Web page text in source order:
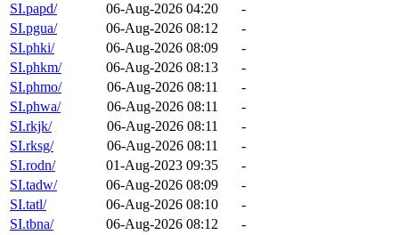
SI.papd/
06-Aug-2026 04:20
-
SI.pgua/
06-Aug-2026 08:12
-
SI.phki/
06-Aug-2026 08:09
-
SI.phkm/
06-Aug-2026 08:13
-
SI.phmo/
06-Aug-2026 08:11
-
SI.phwa/
06-Aug-2026 08:11
-
SI.rkjk/
06-Aug-2026 08:11
-
SI.rksg/
06-Aug-2026 08:11
-
SI.rodn/
01-Aug-2023 09:35
-
SI.tadw/
06-Aug-2026 08:09
-
SI.tatl/
06-Aug-2026 08:10
-
SI.tbna/
06-Aug-2026 08:12
-